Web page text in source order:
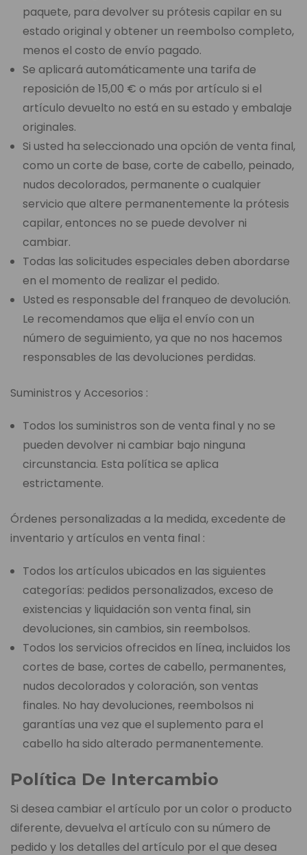
paquete, para devolver su prótesis capilar en su
estado original y obtener un reembolso completo,
menos el costo de envío pagado.
Se aplicará automáticamente una tarifa de
reposición de 15,00 € o más por artículo si el
artículo devuelto no está en su estado y embalaje
originales.
Si usted ha seleccionado una opción de venta final,
como un corte de base, corte de cabello, peinado,
nudos decolorados, permanente o cualquier
servicio que altere permanentemente la prótesis
capilar, entonces no se puede devolver ni
cambiar.
Todas las solicitudes especiales deben abordarse
en el momento de realizar el pedido.
Usted es responsable del franqueo de devolución.
Le recomendamos que elija el envío con un
número de seguimiento, ya que no nos hacemos
responsables de las devoluciones perdidas.
Suministros y Accesorios :
Todos los suministros son de venta final y no se
pueden devolver ni cambiar bajo ninguna
circunstancia. Esta política se aplica
estrictamente.
Órdenes personalizadas a la medida, excedente de
inventario y artículos en venta final :
Todos los artículos ubicados en las siguientes
categorías: pedidos personalizados, exceso de
existencias y liquidación son venta final, sin
devoluciones, sin cambios, sin reembolsos.
Todos los servicios ofrecidos en línea, incluidos los
cortes de base, cortes de cabello, permanentes,
nudos decolorados y coloración, son ventas
finales. No hay devoluciones, reembolsos ni
garantías una vez que el suplemento para el
cabello ha sido alterado permanentemente.
Política De Intercambio
Si desea cambiar el artículo por un color o producto
diferente, devuelva el artículo con su número de
pedido y los detalles del artículo por el que desea